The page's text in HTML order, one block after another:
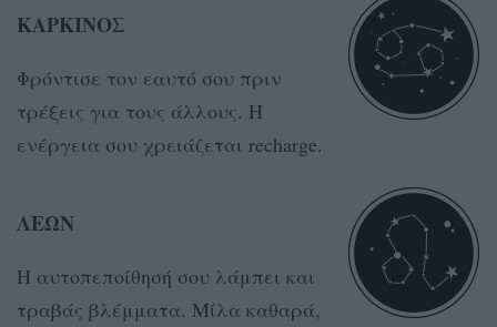
ΚΑΡΚΙΝΟΣ
Φρόντισε τον εαυτό σου πριν
τρέξεις για τους άλλους. Η
ενέργεια σου χρειάζεται recharge.
ΛΕΩΝ
Η αυτοπεποίθησή σου λάμπει και
τραβάς βλέμματα. Μίλα καθαρά,